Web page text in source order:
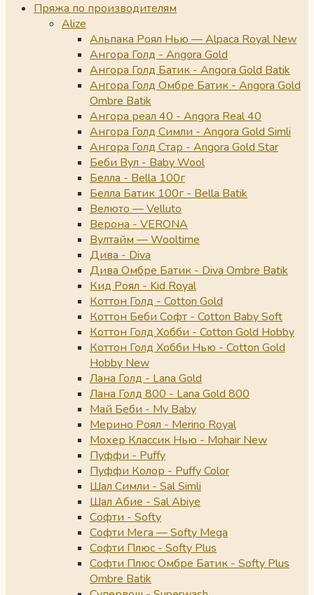
Пряжа по производителям
Alize
Альпака Роял Нью — Alpaca Royal New
Ангора Голд - Angora Gold
Ангора Голд Батик - Angora Gold Batik
Ангора Голд Омбре Батик - Angora Gold
Ombre Batik
Ангора реал 40 - Angora Real 40
Ангора Голд Симли - Angora Gold Simli
Ангора Голд Стар - Angora Gold Star
Беби Вул - Baby Wool
Белла - Bella 100г
Белла Батик 100г - Bella Batik
Велюто — Velluto
Верона - VERONA
Вултайм — Wooltime
Дива - Diva
Дива Омбре Батик - Diva Ombre Batik
Кид Роял - Kid Royal
Коттон Голд - Cotton Gold
Коттон Беби Софт - Cotton Baby Soft
Коттон Голд Хобби - Cotton Gold Hobby
Коттон Голд Хобби Нью - Cotton Gold
Hobby New
Лана Голд - Lana Gold
Лана Голд 800 - Lana Gold 800
Май Беби - My Baby
Мерино Роял - Merino Royal
Мохер Классик Нью - Mohair New
Пуффи - Puffy
Пуффи Колор - Puffy Color
Шал Симли - Sal Simli
Шал Абие - Sal Abiye
Софти - Softy
Софти Мега — Softy Mega
Софти Плюс - Softy Plus
Софти Плюс Омбре Батик - Softy Plus
Ombre Batik